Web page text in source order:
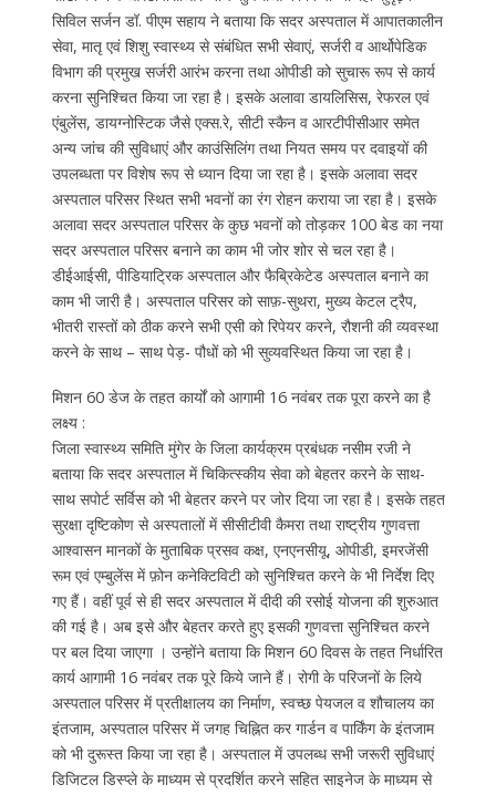
सिविल सर्जन डॉ. पीएम सहाय ने बताया कि सदर अस्पताल में आपातकालीन
सेवा, मातृ एवं शिशु स्वास्थ्य से संबंधित सभी सेवाएं, सर्जरी व आर्थोपेडिक
विभाग की प्रमुख सर्जरी आरंभ करना तथा ओपीडी को सुचारू रूप से कार्य
करना सुनिश्चित किया जा रहा है। इसके अलावा डायलिसिस, रेफरल एवं
एंबुलेंस, डायग्नोस्टिक जैसे एक्स.रे, सीटी स्कैन व आरटीपीसीआर समेत
अन्य जांच की सुविधाएं और काउंसिलिंग तथा नियत समय पर दवाइयों की
उपलब्धता पर विशेष रूप से ध्यान दिया जा रहा है। इसके अलावा सदर
अस्पताल परिसर स्थित सभी भवनों का रंग रोहन कराया जा रहा है। इसके
अलावा सदर अस्पताल परिसर के कुछ भवनों को तोड़कर 100 बेड का नया
सदर अस्पताल परिसर बनाने का काम भी जोर शोर से चल रहा है।
डीईआईसी, पीडियाट्रिक अस्पताल और फैब्रिकेटेड अस्पताल बनाने का
काम भी जारी है। अस्पताल परिसर को साफ़-सुथरा, मुख्य केटल ट्रैप,
भीतरी रास्तों को ठीक करने सभी एसी को रिपेयर करने, रौशनी की व्यवस्था
करने के साथ – साथ पेड़- पौधों को भी सुव्यवस्थित किया जा रहा है।
मिशन 60 डेज के तहत कार्यों को आगामी 16 नवंबर तक पूरा करने का है
लक्ष्य :
जिला स्वास्थ्य समिति मुंगेर के जिला कार्यक्रम प्रबंधक नसीम रजी ने
बताया कि सदर अस्पताल में चिकित्स्कीय सेवा को बेहतर करने के साथ-
साथ सपोर्ट सर्विस को भी बेहतर करने पर जोर दिया जा रहा है। इसके तहत
सुरक्षा दृष्टिकोण से अस्पतालों में सीसीटीवी कैमरा तथा राष्ट्रीय गुणवत्ता
आश्वासन मानकों के मुताबिक प्रसव कक्ष, एनएनसीयू, ओपीडी, इमरजेंसी
रूम एवं एम्बुलेंस में फ़ोन कनेक्टिविटी को सुनिश्चित करने के भी निर्देश दिए
गए हैं। वहीं पूर्व से ही सदर अस्पताल में दीदी की रसोई योजना की शुरुआत
की गई है। अब इसे और बेहतर करते हुए इसकी गुणवत्ता सुनिश्चित करने
पर बल दिया जाएगा । उन्होंने बताया कि मिशन 60 दिवस के तहत निर्धारित
कार्य आगामी 16 नवंबर तक पूरे किये जाने हैं। रोगी के परिजनों के लिये
अस्पताल परिसर में प्रतीक्षालय का निर्माण, स्वच्छ पेयजल व शौचालय का
इंतजाम, अस्पताल परिसर में जगह चिह्नित कर गार्डन व पार्किंग के इंतजाम
को भी दुरूस्त किया जा रहा है। अस्पताल में उपलब्ध सभी जरूरी सुविधाएं
डिजिटल डिस्प्ले के माध्यम से प्रदर्शित करने सहित साइनेज के माध्यम से